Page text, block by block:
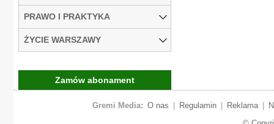
PRAWO I PRAKTYKA
ŻYCIE WARSZAWY
Zamów abonament
Gremi Media: O nas Regulamin Reklama